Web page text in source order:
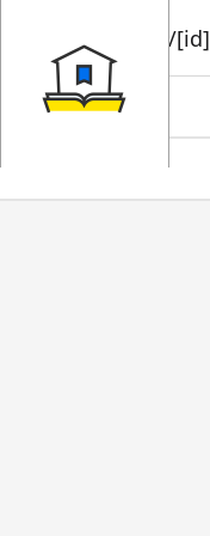
book/rent/[id]